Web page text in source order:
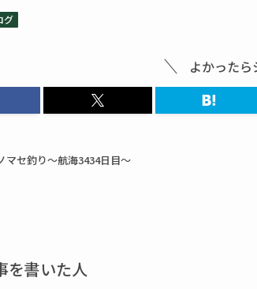
グ
よかったら
セ釣り～航海3434日目～
を書いた人